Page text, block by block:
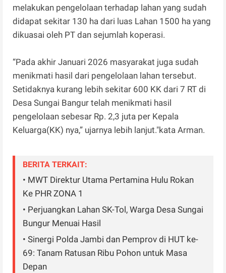
melakukan pengelolaan terhadap lahan yang sudah
didapat sekitar 130 ha dari luas Lahan 1500 ha yang
dikuasai oleh PT dan sejumlah koperasi.
“Pada akhir Januari 2026 masyarakat juga sudah
menikmati hasil dari pengelolaan lahan tersebut.
Setidaknya kurang lebih sekitar 600 KK dari 7 RT di
Desa Sungai Bangur telah menikmati hasil
pengelolaan sebesar Rp. 2,3 juta per Kepala
Keluarga(KK) nya,” ujarnya lebih lanjut."kata Arman.
BERITA TERKAIT:
• MWT Direktur Utama Pertamina Hulu Rokan
Ke PHR ZONA 1
• Perjuangkan Lahan SK-Tol, Warga Desa Sungai
Bungur Menuai Hasil
• Sinergi Polda Jambi dan Pemprov di HUT ke-
69: Tanam Ratusan Ribu Pohon untuk Masa
Depan